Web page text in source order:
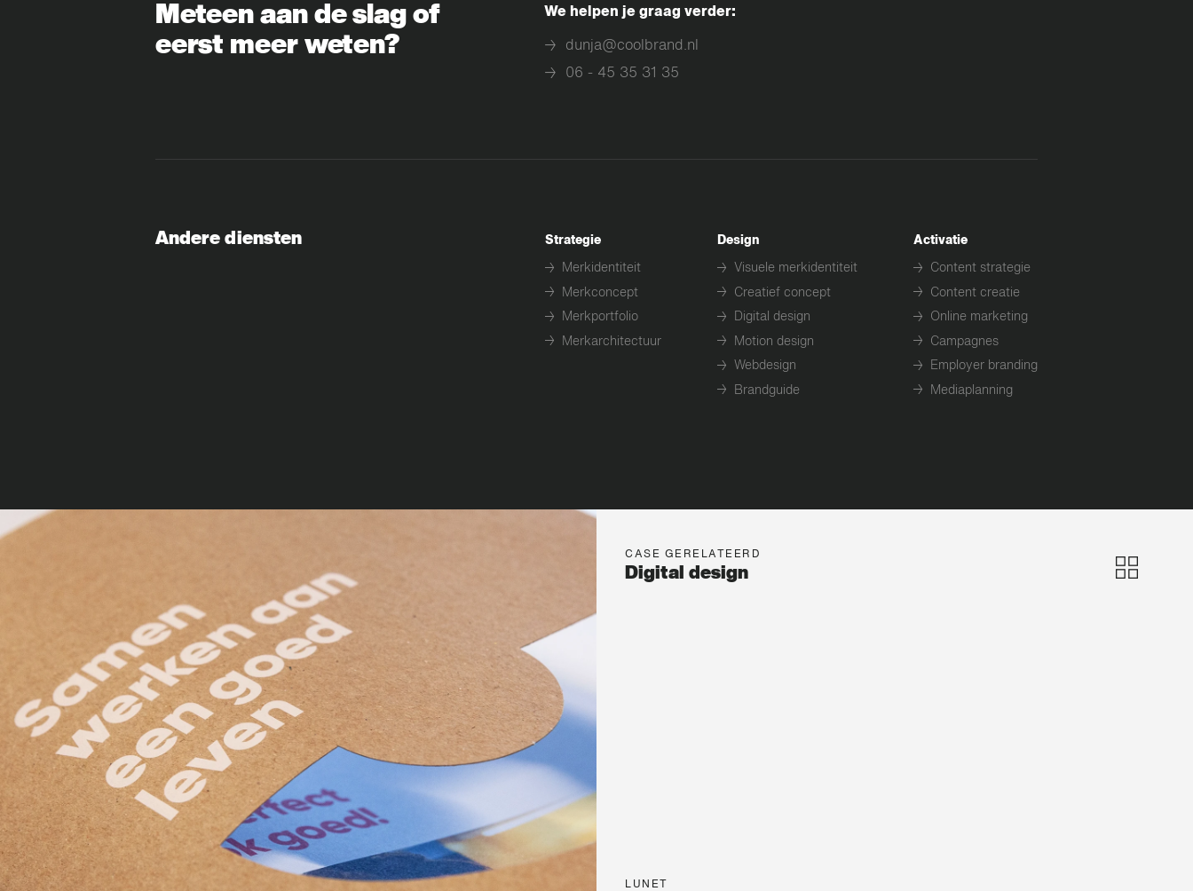
Meteen aan de slag of
eerst meer weten?
We helpen je graag verder:
→
dunja@coolbrand.nl
→
06 - 45 35 31 35
Andere diensten Strategie
→
Merkidentiteit
→
Merkconcept
→
Merkportfolio
→
Merkarchitectuur
Design
→
Visuele merkidentiteit
→
Creatief concept
→
Digital design
→
Motion design
→
Webdesign
→
Brandguide
Activatie
→
Content strategie
→
Content creatie
→
Online marketing
→
Campagnes
→
Employer branding
→
Mediaplanning
CASE GERELATEERD
Digital design
LUNET